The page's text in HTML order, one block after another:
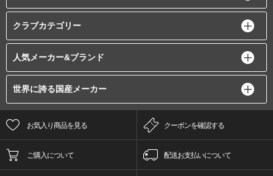
クラブカテゴリー
人気メーカー&ブランド
世界に誇る国産メーカー
お気入り商品を見る クーポンを確認する
ご購入について 配送お支払いについて